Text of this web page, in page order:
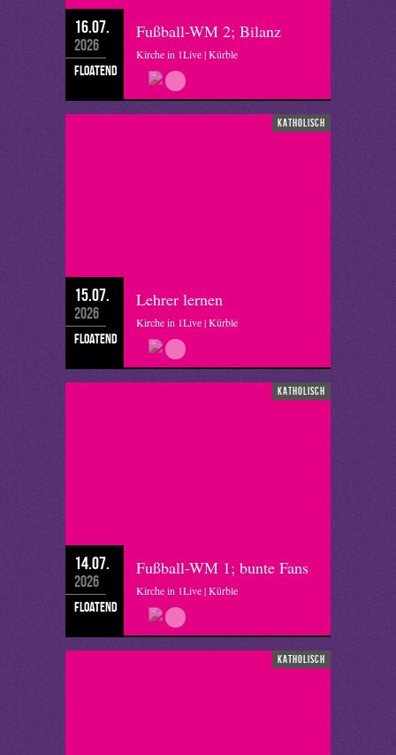
16.07.
2026
floatend
Fußball-WM 2; Bilanz
Kirche in 1Live | Kürble
katholisch
15.07.
2026
floatend
Lehrer lernen
Kirche in 1Live | Kürble
katholisch
14.07.
2026
floatend
Fußball-WM 1; bunte Fans
Kirche in 1Live | Kürble
katholisch